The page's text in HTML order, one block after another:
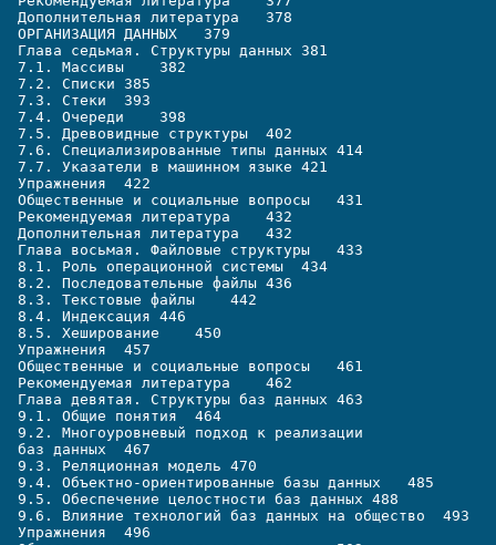
Дополнительная литература   378
ОРГАНИЗАЦИЯ ДАННЫХ   379
Глава седьмая. Структуры данных 381
7.1. Массивы    382
7.2. Списки 385
7.3. Стеки  393
7.4. Очереди    398
7.5. Древовидные структуры  402
7.6. Специализированные типы данных 414
7.7. Указатели в машинном языке 421
Упражнения  422
Общественные и социальные вопросы   431
Рекомендуемая литература    432
Дополнительная литература   432
Глава восьмая. Файловые структуры   433
8.1. Роль операционной системы  434
8.2. Последовательные файлы 436
8.3. Текстовые файлы    442
8.4. Индексация 446
8.5. Хеширование    450
Упражнения  457
Общественные и социальные вопросы   461
Рекомендуемая литература    462
Глава девятая. Структуры баз данных 463
9.1. Общие понятия  464
9.2. Многоуровневый подход к реализации
баз данных  467
9.3. Реляционная модель 470
9.4. Объектно-ориентированные базы данных   485
9.5. Обеспечение целостности баз данных 488
9.6. Влияние технологий баз данных на общество  493
Упражнения  496